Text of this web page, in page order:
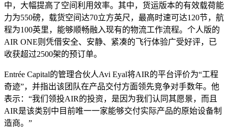
中，大幅提高了空间利用效率。其中，货运版本的有效载荷能
力为550磅，载货空间达70立方英尺，最高时速可达120节，航
程为100英里，能够顺畅融入现有的物流工作流程。个人版的
AIR ONE则凭借安全、安静、紧凑的飞行体验广受好评，已
收获超过2500架的预订单。
Entrée Capital的管理合伙人Avi Eyal将AIR的平台评价为“工程
奇迹”，并指出该团队在产品交付方面领先竞争对手数年。他
表示：“我们领投AIR的投资，是因为我们认同其愿景，而且
AIR是该类别中目前唯一一家能够交付实际产品的原始设备制
造商。”